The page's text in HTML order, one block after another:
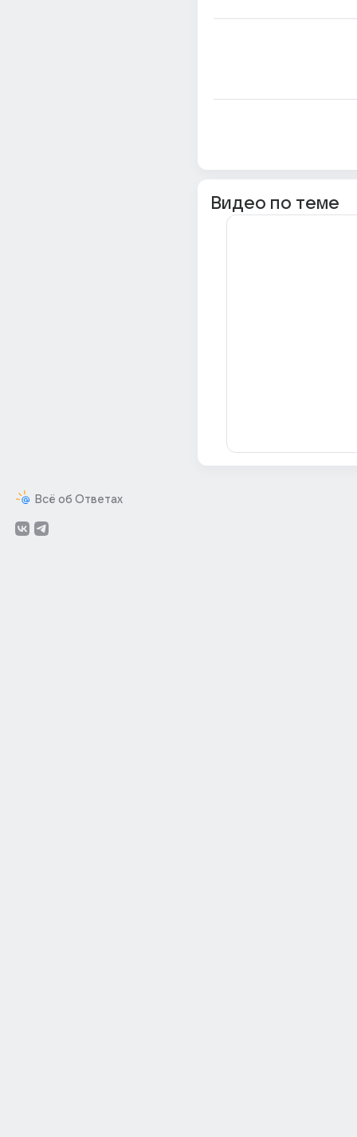
Всё об Ответах
Видео по теме